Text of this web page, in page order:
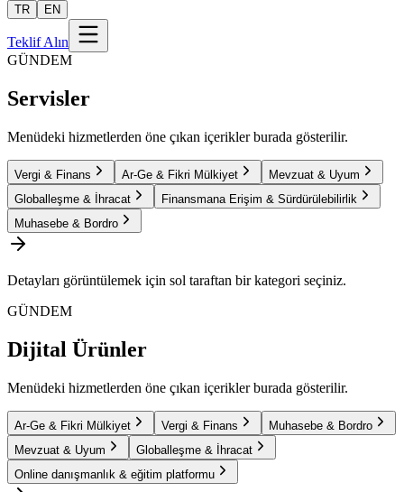
TR EN
Teklif Alın
GÜNDEM
Servisler
Menüdeki hizmetlerden öne çıkan içerikler burada gösterilir.
Vergi & Finans Ar-Ge & Fikri Mülkiyet
Mevzuat & Uyum
Globalleşme & İhracat
Finansmana Erişim & Sürdürülebilirlik
Muhasebe & Bordro
Detayları görüntülemek için sol taraftan bir kategori seçiniz.
GÜNDEM
Dijital Ürünler
Menüdeki hizmetlerden öne çıkan içerikler burada gösterilir.
Ar-Ge & Fikri Mülkiyet Vergi & Finans
Muhasebe & Bordro
Mevzuat & Uyum
Globalleşme & İhracat
Online danışmanlık & eğitim platformu